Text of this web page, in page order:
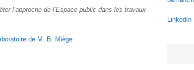
l’approche de l’Espace public dans les travaux
de M. B. Miège.
LinkedIn